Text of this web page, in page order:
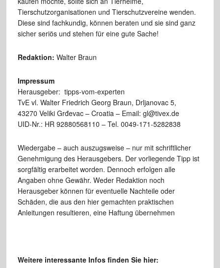
Tierschutzorganisationen und Tierschutzvereine wenden.
Diese sind fachkundig, können beraten und sie sind ganz
sicher seriös und stehen für eine gute Sache!
Redaktion: Walter Braun
Impressum
Herausgeber: tipps-vom-experten
TvE vl. Walter Friedrich Georg Braun, Drljanovac 5,
43270 Veliki Grđevac – Croatia – Email: gl@tivex.de
UID-Nr.: HR 92880568110 – Tel. 0049-171-5282838
Wiedergabe – auch auszugsweise – nur mit schriftlicher
Genehmigung des Herausgebers. Der vorliegende Tipp ist
sorgfältig erarbeitet worden. Dennoch erfolgen alle
Angaben ohne Gewähr. Weder Redaktion noch
Herausgeber können für eventuelle Nachteile oder
Schäden, die aus den hier gemachten praktischen
Anleitungen resultieren, eine Haftung übernehmen
Weitere interessante Infos finden Sie hier: